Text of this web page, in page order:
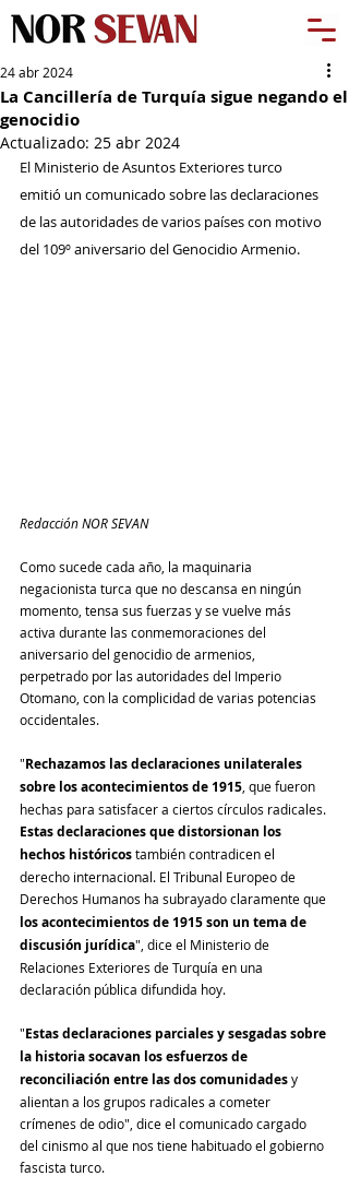
La Cancillería de Turquía sigue negando el
genocidio
24 abr 2024
Actualizado: 25 abr 2024
El Ministerio de Asuntos Exteriores turco
emitió un comunicado sobre las declaraciones
de las autoridades de varios países con motivo
del 109º aniversario del Genocidio Armenio.
Redacción NOR SEVAN
Como sucede cada año, la maquinaria
negacionista turca que no descansa en ningún
momento, tensa sus fuerzas y se vuelve más
activa durante las conmemoraciones del
aniversario del genocidio de armenios,
perpetrado por las autoridades del Imperio
Otomano, con la complicidad de varias potencias
occidentales.
"Rechazamos las declaraciones unilaterales
sobre los acontecimientos de 1915 , que fueron
hechas para satisfacer a ciertos círculos radicales.
Estas declaraciones que distorsionan los
hechos históricos también contradicen el
derecho internacional. El Tribunal Europeo de
Derechos Humanos ha subrayado claramente que
los acontecimientos de 1915 son un tema de
discusión jurídica", dice el Ministerio de
Relaciones Exteriores de Turquía en una
declaración pública difundida hoy.
"Estas declaraciones parciales y sesgadas sobre
la historia socavan los esfuerzos de
reconciliación entre las dos comunidades y
alientan a los grupos radicales a cometer
crímenes de odio", dice el comunicado cargado
del cinismo al que nos tiene habituado el gobierno
fascista turco.